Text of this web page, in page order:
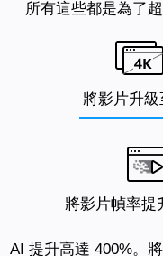
所有這些都是為了
將影片升級
將影片幀率提
AI 提升高達 400%。